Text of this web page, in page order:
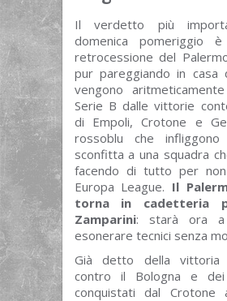
Il verdetto più
domenica pomeriggio
retrocessione del
pur pareggiando in casa
vengono
Serie B dalle vittorie
di Empoli, Crotone e
rossoblu che infliggono
sconfitta a una squadra
facendo di tutto per
Europa League. Il
torna in cadetteria
Zamparini: starà ora a
esonerare tecnici senza
Già detto della vittoria
contro il Bologna e
conquistati dal Crotone